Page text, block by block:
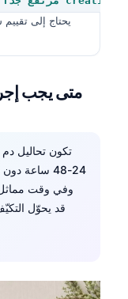
يحتاج إلى
متى يجب
تكون تحاليل دم
24-48
وفي وقت مماثل